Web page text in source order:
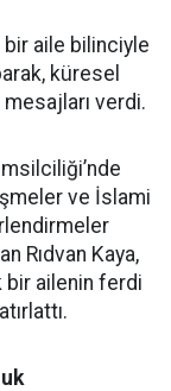
bir aile bilinciyle
küresel
verdi.
ve İslami
Rıdvan Kaya,
bir ailenin ferdi